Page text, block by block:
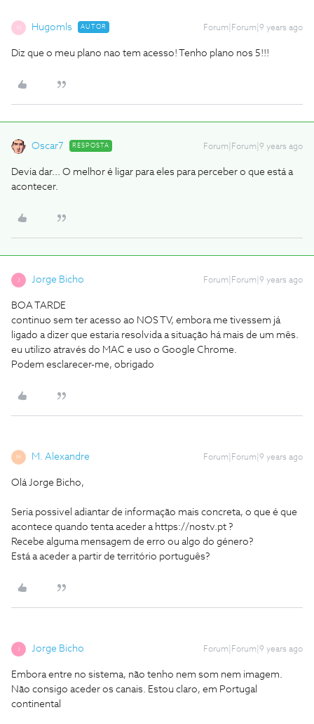
Hugomls AUTOR Forum|Forum|9 years ago
Diz que o meu plano nao tem acesso! Tenho plano nos 5!!!
Oscar7 RESPOSTA Forum|Forum|9 years ago
Devia dar... O melhor é ligar para eles para perceber o que está a
acontecer.
Jorge Bicho Forum|Forum|9 years ago
BOA TARDE
continuo sem ter acesso ao NOS TV, embora me tivessem já
ligado a dizer que estaria resolvida a situação há mais de um mês.
eu utilizo através do MAC e uso o Google Chrome.
Podem esclarecer-me, obrigado
M M. Alexandre Forum|Forum|9 years ago
Olá Jorge Bicho,
Seria possivel adiantar de informação mais concreta, o que é que
acontece quando tenta aceder a https://nostv.pt ?
Recebe alguma mensagem de erro ou algo do género?
Está a aceder a partir de território português?
Jorge Bicho Forum|Forum|9 years ago
Embora entre no sistema, não tenho nem som nem imagem.
Não consigo aceder os canais. Estou claro, em Portugal
continental